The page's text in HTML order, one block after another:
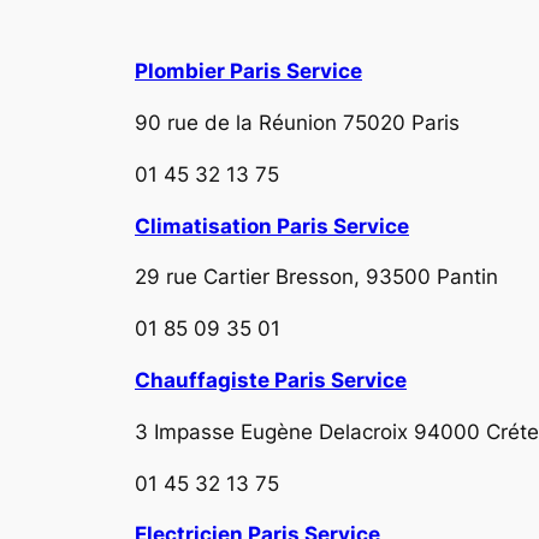
Plombier Paris Service
90 rue de la Réunion 75020 Paris
01 45 32 13 75
Climatisation Paris Service
29 rue Cartier Bresson, 93500 Pantin
01 85 09 35 01
Chauffagiste Paris Service
3 Impasse Eugène Delacroix 94000
01 45 32 13 75